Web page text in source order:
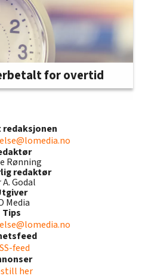
for overtid
Rønning
redaktør
A. Godal
Media
Tips
feed
her